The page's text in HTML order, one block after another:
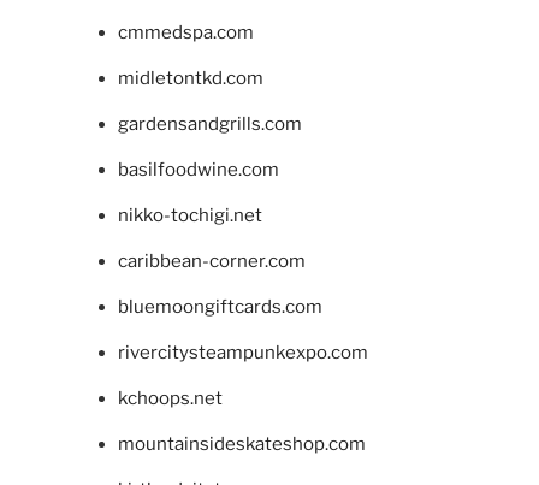
cmmedspa.com
midletontkd.com
gardensandgrills.com
basilfoodwine.com
nikko-tochigi.net
caribbean-corner.com
bluemoongiftcards.com
rivercitysteampunkexpo.com
kchoops.net
mountainsideskateshop.com